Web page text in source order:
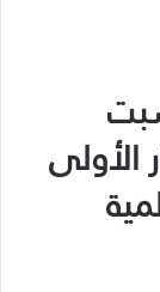
الأولى